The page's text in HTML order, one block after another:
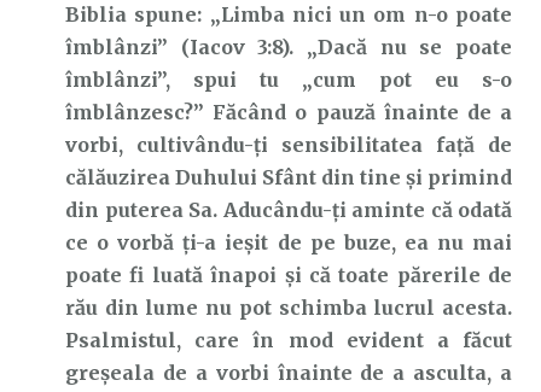
Biblia spune: „Limba nici un om n-o poate
îmblânzi” (Iacov 3:8). „Dacă nu se poate
îmblânzi”, spui tu „cum pot eu s-o
îmblânzesc?” Făcând o pauză înainte de a
vorbi, cultivându-ți sensibilitatea față de
călăuzirea Duhului Sfânt din tine și primind
din puterea Sa. Aducându-ți aminte că odată
ce o vorbă ți-a ieșit de pe buze, ea nu mai
poate fi luată înapoi și că toate părerile de
rău din lume nu pot schimba lucrul acesta.
Psalmistul, care în mod evident a făcut
greșeala de a vorbi înainte de a asculta, a